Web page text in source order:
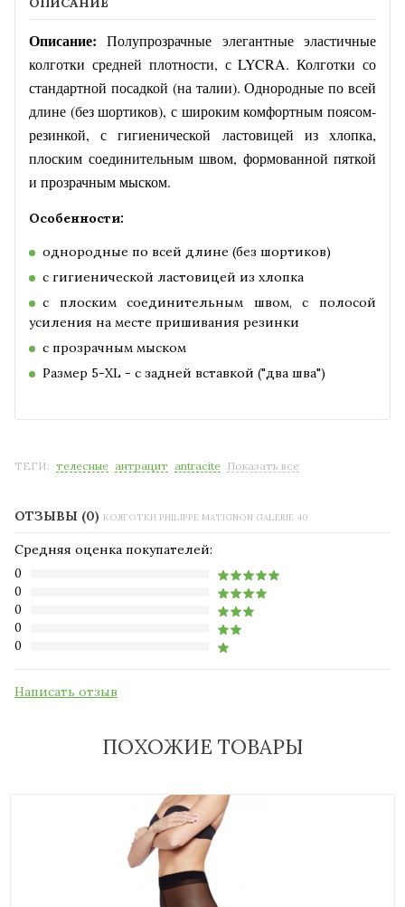
Описание:Полупрозрачные элегантные эластичные
колготки средней плотности, с LYCRA.Колготки со
стандартной посадкой (на талии). Однородные по всей
длине (без шортиков), с широким комфортным поясом-
резинкой, с гигиенической ластовицей из хлопка,
плоским соединительным швом, формованной пяткой
и прозрачным мыском.
Особенности:
однородные по всей длине (без шортиков)
с гигиенической ластовицей из хлопка
с плоским соединительным швом, с полосой
усиления на месте пришивания резинки
с прозрачным мыском
Размер 5-XL - с задней вставкой ("два шва")
ТЕГИ: телесные антрацит antracite Показать все
ОТЗЫВЫ (0) КОЛГОТКИ PHILIPPE MATIGNON GALERIE 40
Средняя оценка покупателей:
0
0
0
0
0
Написать отзыв
ПОХОЖИЕ ТОВАРЫ